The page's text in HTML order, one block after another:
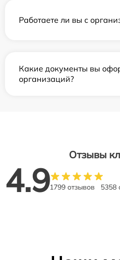
Работаете ли вы с
Какие документы вы
организаций?
Отзывы
4.91799 отзывов 5358